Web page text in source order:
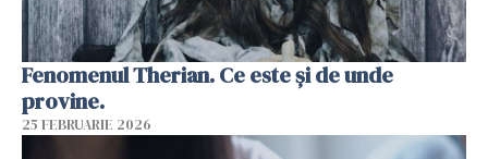
Fenomenul Therian. Ce este și de unde
provine.
25 FEBRUARIE 2026